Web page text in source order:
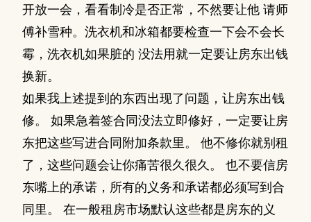
开放一会，看看制冷是否正常，不然要让他 请师
傅补雪种。洗衣机和冰箱都要检查一下会不会长
霉，洗衣机如果脏的 没法用就一定要让房东出钱
换新。
如果我上述提到的东西出现了问题，让房东出钱
修。 如果急着签合同没法立即修好，一定要让房
东把这些写进合同附加条款里。 他不修你就别租
了，这些问题会让你痛苦很久很久。 也不要信房
东嘴上的承诺，所有的义务和承诺都必须写到合
同里。 在一般租房市场默认这些都是房东的义